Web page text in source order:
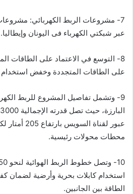
7- مشروعات الربط الكهربائي:
عبر شبكتي الكهرباء فى اليونان وإيطاليا.
8- التوسع في الاعتماد على الطاقات
على الطاقات المتجددة وخفض استخدام
9- وتشمل تفاصيل المشروع للربط
محطات محولات رئيسية.
استخدام كابلات بحرية وأرضية لضمان
الطاقة بين الجانبين.